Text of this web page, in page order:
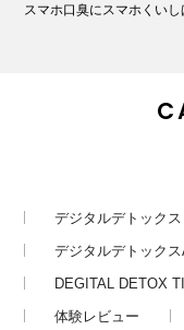
スマホ口臭にスマホくい
デジタルデトック
デジタルデトックス
DEGITAL DETOX
体験レビュー